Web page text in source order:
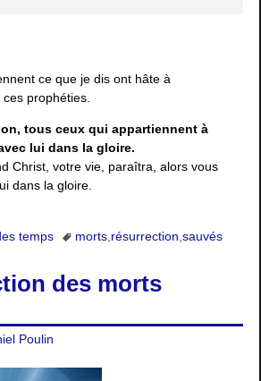
ce que je dis ont hâte à
prophéties.
tous ceux qui appartiennent à
lui dans la gloire.
Christ, votre vie, paraîtra, alors vous
dans la gloire.
temps morts, résurrection sauvés
des morts
Poulin